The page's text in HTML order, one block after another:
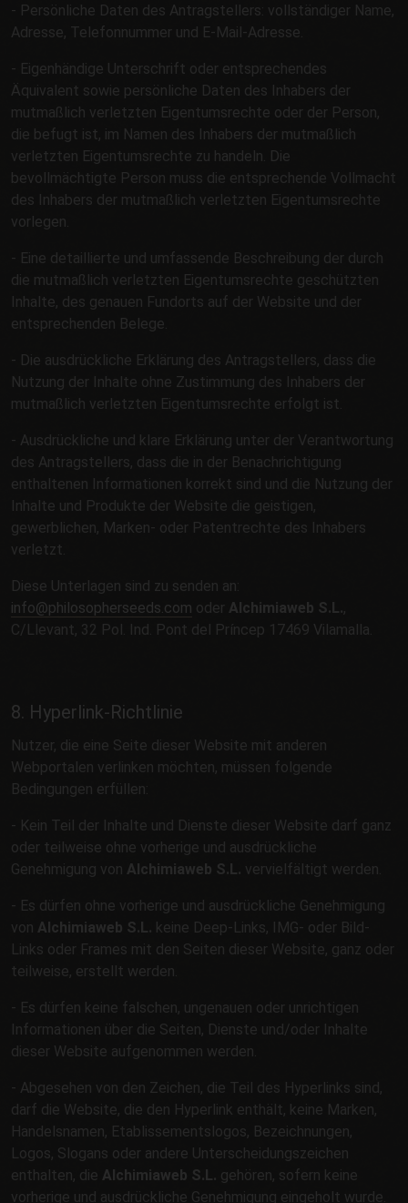
- Persönliche Daten des Antragstellers: vollständiger Name,
Adresse, Telefonnummer und E-Mail-Adresse.
- Eigenhändige Unterschrift oder entsprechendes
Äquivalent sowie persönliche Daten des Inhabers der
mutmaßlich verletzten Eigentumsrechte oder der Person,
die befugt ist, im Namen des Inhabers der mutmaßlich
verletzten Eigentumsrechte zu handeln. Die
bevollmächtigte Person muss die entsprechende Vollmacht
des Inhabers der mutmaßlich verletzten Eigentumsrechte
vorlegen.
- Eine detaillierte und umfassende Beschreibung der durch
die mutmaßlich verletzten Eigentumsrechte geschützten
Inhalte, des genauen Fundorts auf der Website und der
entsprechenden Belege.
- Die ausdrückliche Erklärung des Antragstellers, dass die
Nutzung der Inhalte ohne Zustimmung des Inhabers der
mutmaßlich verletzten Eigentumsrechte erfolgt ist.
- Ausdrückliche und klare Erklärung unter der Verantwortung
des Antragstellers, dass die in der Benachrichtigung
enthaltenen Informationen korrekt sind und die Nutzung der
Inhalte und Produkte der Website die geistigen,
gewerblichen, Marken- oder Patentrechte des Inhabers
verletzt.
Diese Unterlagen sind zu senden an:
info@philosopherseeds.com oder Alchimiaweb S.L.,
C/Llevant, 32 Pol. Ind. Pont del Príncep 17469 Vilamalla.
8. Hyperlink-Richtlinie
Nutzer, die eine Seite dieser Website mit anderen
Webportalen verlinken möchten, müssen folgende
Bedingungen erfüllen:
- Kein Teil der Inhalte und Dienste dieser Website darf ganz
oder teilweise ohne vorherige und ausdrückliche
Genehmigung von Alchimiaweb S.L. vervielfältigt werden.
- Es dürfen ohne vorherige und ausdrückliche Genehmigung
von Alchimiaweb S.L. keine Deep-Links, IMG- oder Bild-
Links oder Frames mit den Seiten dieser Website, ganz oder
teilweise, erstellt werden.
- Es dürfen keine falschen, ungenauen oder unrichtigen
Informationen über die Seiten, Dienste und/oder Inhalte
dieser Website aufgenommen werden.
- Abgesehen von den Zeichen, die Teil des Hyperlinks sind,
darf die Website, die den Hyperlink enthält, keine Marken,
Handelsnamen, Etablissementslogos, Bezeichnungen,
Logos, Slogans oder andere Unterscheidungszeichen
enthalten, die Alchimiaweb S.L. gehören, sofern keine
vorherige und ausdrückliche Genehmigung eingeholt wurde.